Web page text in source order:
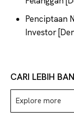
Penciptaan
Investor
CARI LEBIH
Explore
more